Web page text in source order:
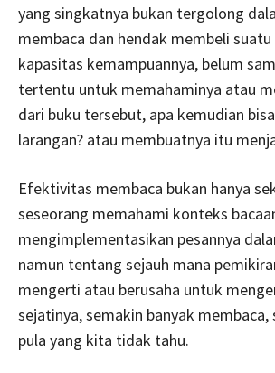
yang singkatnya bukan tergolong
membaca dan hendak membeli
kapasitas kemampuannya, belum
tertentu untuk memahaminya atau
dari buku tersebut, apa kemudian
larangan? atau membuatnya itu
Efektivitas membaca bukan hanya
seseorang memahami konteks
mengimplementasikan pesannya
namun tentang sejauh mana
mengerti atau berusaha untuk
sejatinya, semakin banyak membaca,
pula yang kita tidak tahu.